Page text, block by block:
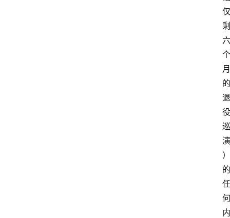
仅
剩
六
个
月
的
退
役
巡
演
）
的
任
何
内